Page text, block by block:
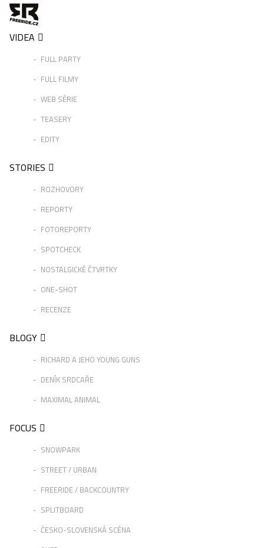
VIDEA
FULL PARTY
FULL FILMY
WEB SÉRIE
TEASERY
EDITY
STORIES
ROZHOVORY
REPORTY
FOTOREPORTY
SPOTCHECK
NOSTALGICKÉ ČTVRTKY
ONE-SHOT
RECENZE
BLOGY
RICHARD A JEHO YOUNG GUNS
DENÍK SRDCAŘE
MAXIMAL ANIMAL
FOCUS
SNOWPARK
STREET / URBAN
FREERIDE / BACKCOUNTRY
SPLITBOARD
ČESKO-SLOVENSKÁ SCÉNA